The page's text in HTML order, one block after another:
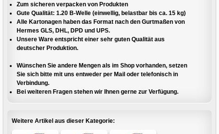
Zum sicheren verpacken von Produkten
Gute Qualität: 1.20 B-Welle (einwellig, belastbar bis ca. 15 kg)
Alle Kartonagen haben das Format nach den Gurtmaßen von
Hermes GLS, DHL, DPD und UPS.
Unsere Ware entspricht einer sehr guten Qualität aus
deutscher Produktion.
Wünschen Sie andere Mengen als im Shop vorhanden, setzen
Sie sich bitte mit uns entweder per Mail oder telefonisch in
Verbindung.
Bei weiteren Fragen stehen wir Ihnen gerne zur Verfügung.
Weitere Artikel aus dieser Kategorie: